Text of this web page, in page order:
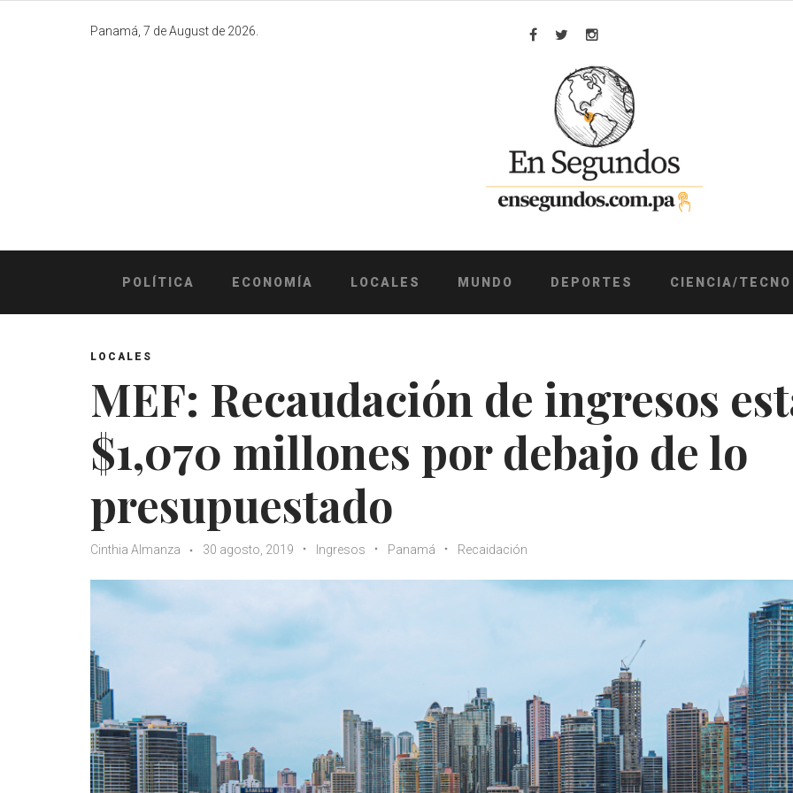
Panamá, 7 de August de 2026.
Facebook
TwitterInstagram
POLÍTICA ECONOMÍA LOCALES MUNDO DEPORTES CIENCIA/TECNO
LOCALES
MEF: Recaudación de ingresos
$1,070 millones por debajo de lo
presupuestado
Cinthia Almanza 30 agosto, 2019 Ingresos Panamá Recaidación